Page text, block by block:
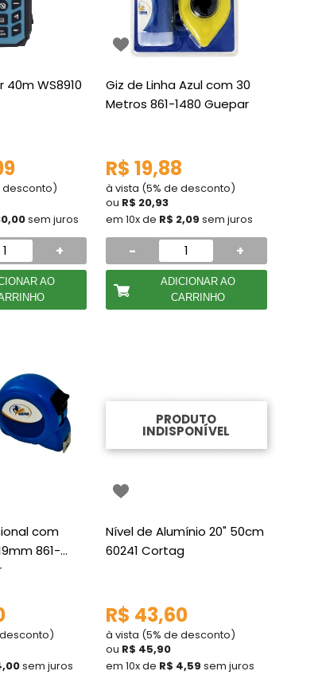
40m WS8910
desconto)
sem juros
+
AO
Giz de Linha Azul com 30
Metros 861-1480 Guepar
R$ 19,88
à vista (5% de desconto)
ou R$ 20,93
em 10x de R$ 2,09 sem juros
- +
ADICIONAR AO
CARRINHO
com
861-
sem juros
PRODUTO
INDISPONÍVEL
Nível de Alumínio 20" 50cm
60241 Cortag
R$ 43,60
à vista (5% de desconto)
ou R$ 45,90
em 10x de R$ 4,59 sem juros